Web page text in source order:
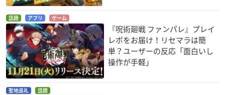
話題 アプリ ゲーム
『呪術廻戦 ファンパレ』プレイ
レポをお届け！リセマラは簡
単？ユーザーの反応「面白いし
操作が手軽」
聖地巡礼 話題